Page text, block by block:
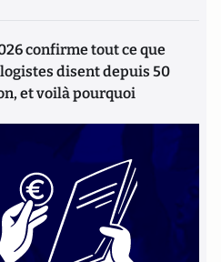
confirme tout ce que
disent depuis 50
et voilà pourquoi